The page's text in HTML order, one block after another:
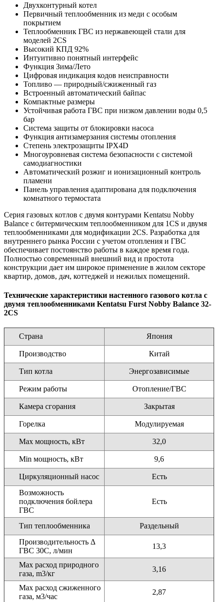
Двухконтурный котел
Первичный теплообменник из меди с особым
покрытием
Теплообменник ГВС из нержавеющей стали для
моделей 2CS
Высокий КПД 92%
Интуитивно понятный интерфейс
Функция Зима/Лето
Цифровая индикация кодов неисправности
Топливо — природный/сжиженный газ
Встроенный автоматический байпас
Компактные размеры
Устойчивая работа ГВС при низком давлении воды 0,5
бар
Система защиты от блокировки насоса
Функция антизамерзания системы отопления
Степень электрозащиты IPX4D
Многоуровневая система безопасности с системой
самодиагностики
Автоматический розжиг и ионизационный контроль
пламени
Панель управления адаптирована для подключения
комнатного термостата
Серия газовых котлов с двумя контурами Kentatsu Nobby
Balance с битермическим теплообменником для 1CS и двумя
теплообменниками для модификации 2CS. Разработка для
внутреннего рынка России с учетом отопления и ГВС
обеспечивает постоянство работы в каждое время года.
Полностью современный внешний вид и простота
конструкции дает им широкое применение в жилом секторе
квартир, домов, дач, коттеджей и нежилых помещений.
Технические характеристики настенного газового котла с
двумя теплообменниками Kentatsu Furst Nobby Balance 32-
2CS
Страна Япония
Производство Китай
Тип котла Энергозависимые
Режим работы Отопление/ГВС
Камера сгорания Закрытая
Горелка Модулируемая
Max мощность, кВт 32,0
Min мощность, кВт 9,6
Циркуляционный насос
Есть
Возможность
подключения бойлера
ГВС
Есть
Тип теплообменника
Раздельный
Производительность Δ
ГВС 30С, л/мин
13,3
Max расход природного
газа, m3/кг
3,16
Max расход сжиженного
газа, м3/час
2,87